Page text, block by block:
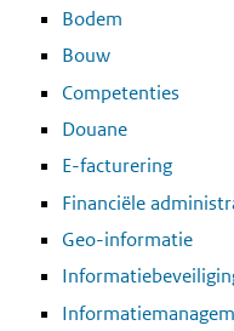
Bodem
Bouw
Competenties
Douane
E-facturering
Financiële
Geo-informatie